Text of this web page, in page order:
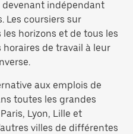
indépendant
Les coursiers sur
horizons et de tous les
de travail à leur
aux emplois de
toutes les grandes
Lyon, Lille et
villes de différentes